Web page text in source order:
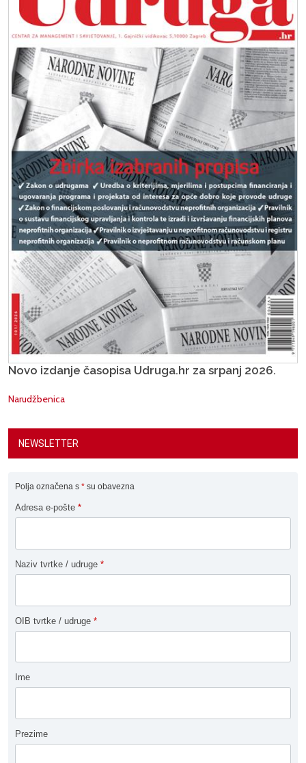
Novo izdanje časopisa Udruga.hr za srpanj 2026.
Narudžbenica
NEWSLETTER
Polja označena s * su obavezna
Adresa e-pošte *
Naziv tvrtke / udruge *
OIB tvrtke / udruge *
Ime
Prezime